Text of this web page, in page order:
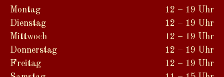
Montag
Dienstag
Mittwoch
Donnerstag
Freitag
12 – 19 Uhr
12 – 19 Uhr
12 – 19 Uhr
12 – 19 Uhr
12 – 19 Uhr